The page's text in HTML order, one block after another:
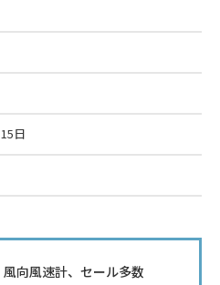
日
向風速計、セール多数